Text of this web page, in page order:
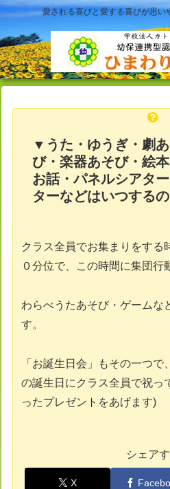
愛される喜びと愛する喜びが思い
▼うた・ゆうぎ・劇
び・楽器あそび・絵
お話・パネルシアタ
ターなどはいつする
クラス全員でお集まりをする
０分位で、この時間に集団行
わらべうたあそび・ゲームな
す。
「お誕生日会」もその一つ
の誕生日にクラス全員で祝っ
ったプレゼントをあげます)
シェア
X